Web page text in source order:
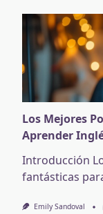
Los Mejores
Aprender
Introducción
fantásticas
Emily Sandoval